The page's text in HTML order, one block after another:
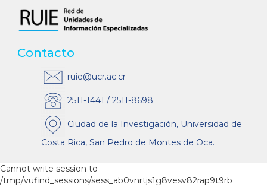
Contacto
ruie@ucr.ac.cr
2511-1441 / 2511-8698
Ciudad de la Investigación, Universidad de
Costa Rica, San Pedro de Montes de Oca.
Cannot write session to
/tmp/vufind_sessions/sess_ab0vnrtjs1g8vesv82rap9t9rb